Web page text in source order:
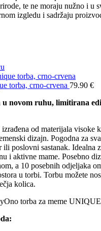
te ne moraju nužno i u
izgledu i sadržaju
torba, crno-crvena 79.90 €
u novom ruhu, limitirana
od materijala visoke
dizajn. Pogodna za
poslovni sastanak. Idealna
i aktivne mame. Posebno
a 10 posebnih odjeljaka
u torbi. Torbu možete
kolica.